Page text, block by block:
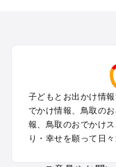
鳥取の定番お出か
鳥取の遊園地
鳥取の動物園
鳥取のバーベキュー
子どもとお出かけ情
でかけ情報、鳥取の
報、鳥取のおでかけ
り・幸せを願って日